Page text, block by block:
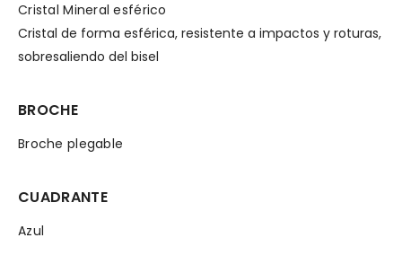
Cristal Mineral esférico
Cristal de forma esférica, resistente a impactos y roturas,
sobresaliendo del bisel
BROCHE
Broche plegable
CUADRANTE
Azul